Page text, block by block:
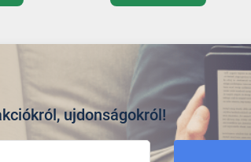
ujdonságokról!